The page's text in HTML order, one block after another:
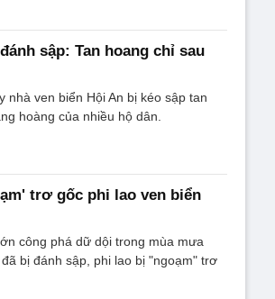
sập: Tan hoang chỉ sau
nhà ven biển Hội An bị kéo sập tan
hoàng của nhiều hộ dân.
trơ gốc phi lao ven biển
công phá dữ dội trong mùa mưa
bị đánh sập, phi lao bị "ngoạm" trơ